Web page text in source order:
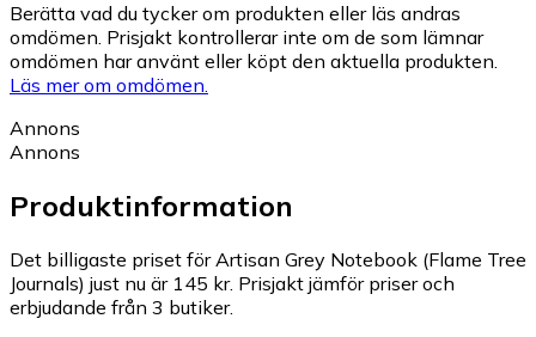
Berätta vad du tycker om produkten eller läs andras
omdömen. Prisjakt kontrollerar inte om de som lämnar
omdömen har använt eller köpt den aktuella produkten.
Läs mer om omdömen.
Annons
Annons
Produktinformation
Det billigaste priset för Artisan Grey Notebook (Flame Tree
Journals) just nu är 145 kr. Prisjakt jämför priser och
erbjudande från 3 butiker.